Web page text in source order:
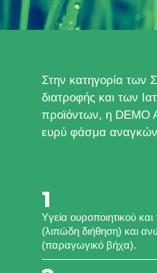
Στην κατηγορία
διατροφής και των
προϊόντων, η DEMO
ευρύ φάσμα
1
Yγεία ουροποιητικού
(λιπώδη διήθηση) και
(παραγωγικό βήχα).